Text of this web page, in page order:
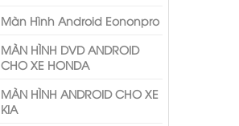
Màn Hình Android Eononpro
MÀN HÌNH DVD ANDROID
CHO XE HONDA
MÀN HÌNH ANDROID CHO XE
KIA